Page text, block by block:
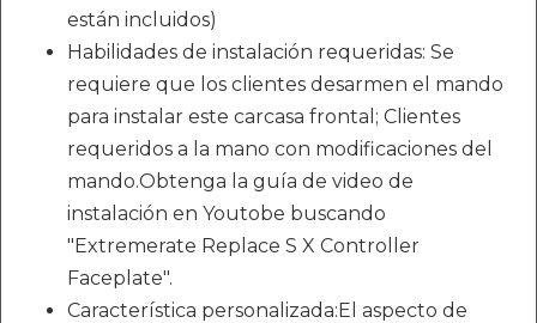
están incluidos)
Habilidades de instalación requeridas: Se
requiere que los clientes desarmen el mando
para instalar este carcasa frontal; Clientes
requeridos a la mano con modificaciones del
mando.Obtenga la guía de video de
instalación en Youtobe buscando
"Extremerate Replace S X Controller
Faceplate".
Característica personalizada:El aspecto de